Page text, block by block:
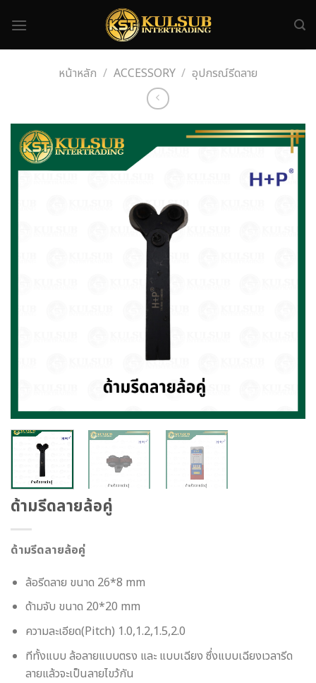
หน้าหลัก / ACCESSORY / อุปกรณ์รีดลาย
ด้ามรีดลายล้อคู่
ด้ามรีดลายล้อคู่
ล้อรีดลาย ขนาด 26*8 mm
ด้ามจับ ขนาด 20*20 mm
ความละเอียด(Pitch) 1.0,1.2,1.5,2.0
ทีทั้งแบบ ล้อลายแบบตรง และ แบบเฉียง ซึ่งแบบเฉียงเวลารีด
ลายแล้วจะเป็นลายไขว้กัน